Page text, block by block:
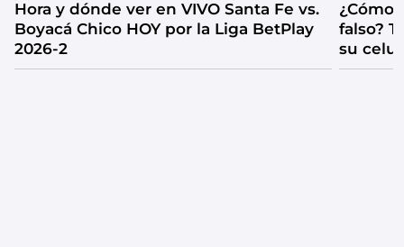
Hora y dónde ver en VIVO Santa Fe vs.
Boyacá Chico HOY por la Liga BetPlay
2026-2
¿Cómo
falso?
su